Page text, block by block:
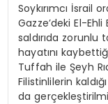
Soykırımcı İsrail
Gazze’deki El-
saldırıda zorunlu
hayatını
Tuffah ile Şeyh
Filistinlilerin
da